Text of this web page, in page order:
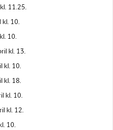
11.25.
10.
10.
kl. 13.
kl. 10.
kl. 18.
kl. 10.
kl. 12.
10.